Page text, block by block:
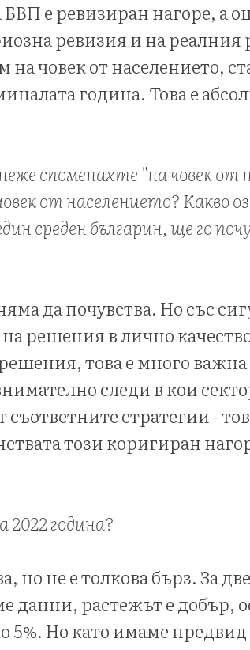
е ревизиран нагоре, а
ревизия и на реалния
на човек от населението,
година. Това е
споменахте "на човек от
от населението? Какво
среден българин, ще го
да почувства. Но със
решения в лично
това е много
следи в кои
стратегии -
този коригиран
година?
но не е толкова бърз. За
данни, растежът е добър,
5%. Но като имаме